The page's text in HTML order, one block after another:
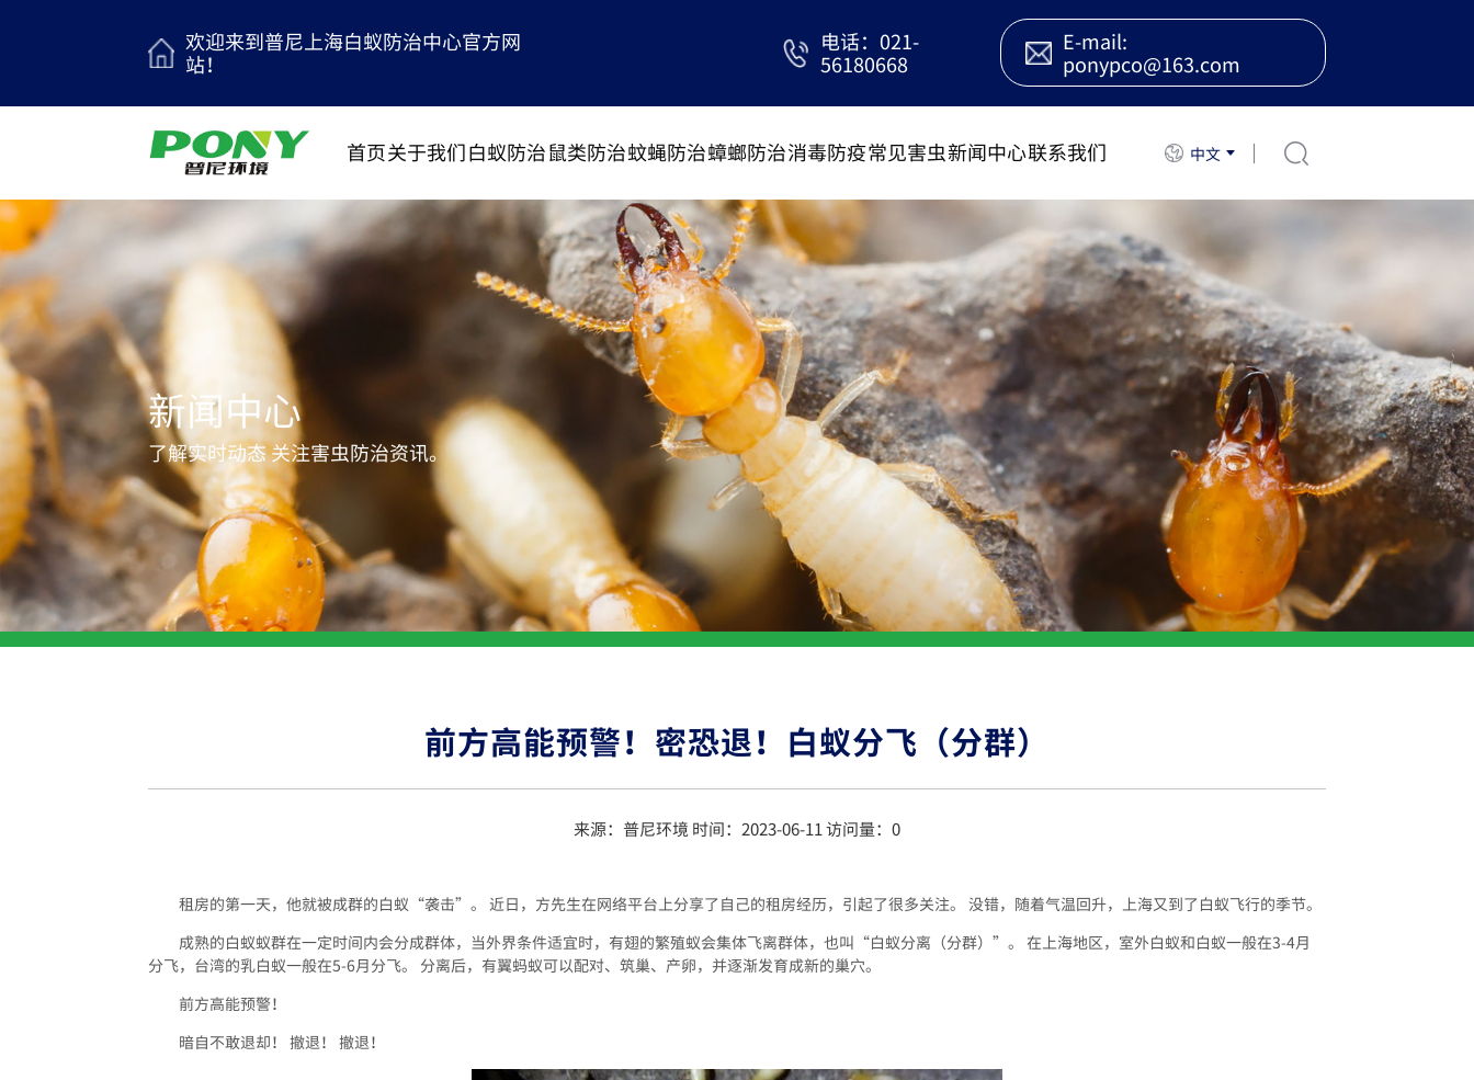
欢迎来到普尼上海白蚁防治中心官方网
站！
电话：021-
56180668
E-mail:
ponypco@163.com
首页关于我们白蚁防治鼠类防治蚊蝇防治蟑螂防治消毒防疫常见害虫新闻中心联系我们 中文
新闻中心
了解实时动态 关注害虫防治资讯。
前方高能预警！密恐退！白蚁分飞（分群）
来源：普尼环境 时间：2023-06-11 访问量： 0
租房的第一天，他就被成群的白蚁“袭击”。 近日，方先生在网络平台上分享了自己的租房经历，引起了很多关注。 没错，随着气温回升，上海又到了白蚁飞行的季节。
成熟的白蚁蚁群在一定时间内会分成群体，当外界条件适宜时，有翅的繁殖蚁会集体飞离群体，也叫“白蚁分离（分群）”。 在上海地区，室外白蚁和白蚁一般在3-4月
分飞，台湾的乳白蚁一般在5-6月分飞。 分离后，有翼蚂蚁可以配对、筑巢、产卵，并逐渐发育成新的巢穴。
前方高能预警！
暗自不敢退却！ 撤退！ 撤退！